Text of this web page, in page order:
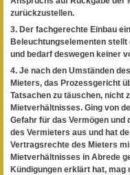
zurückzustellen.
3. Der fachgerechte Einbau
Beleuchtungselementen
und bedarf deswegen keiner
4. Je nach den Umständen
Mieters, das Prozessgericht
Tatsachen zu täuschen, nicht
Mietverhältnisses. Ging von
Gefahr für das Vermögen
des Vermieters aus und hat
Vertragsrechte des Mieters
Mietverhältnisses in Abrede
Kündigungen erklärt hat, mag